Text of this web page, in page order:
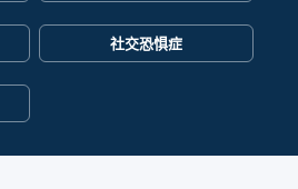
社交恐惧症